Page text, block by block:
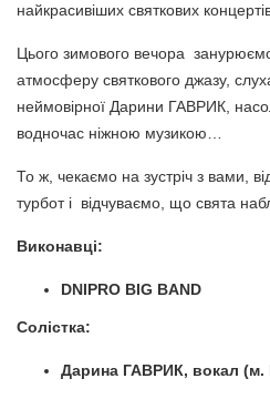
найкрасивіших святкових
Цього зимового вечора
атмосферу святкового джазу,
неймовірної Дарини ГАВРИК,
водночас ніжною музикою…
То ж, чекаємо на зустріч з вами,
турбот і відчуваємо, що свята
Виконавці:
DNIPRO BIG BAND
Солістка:
Дарина ГАВРИК, вокал (м.